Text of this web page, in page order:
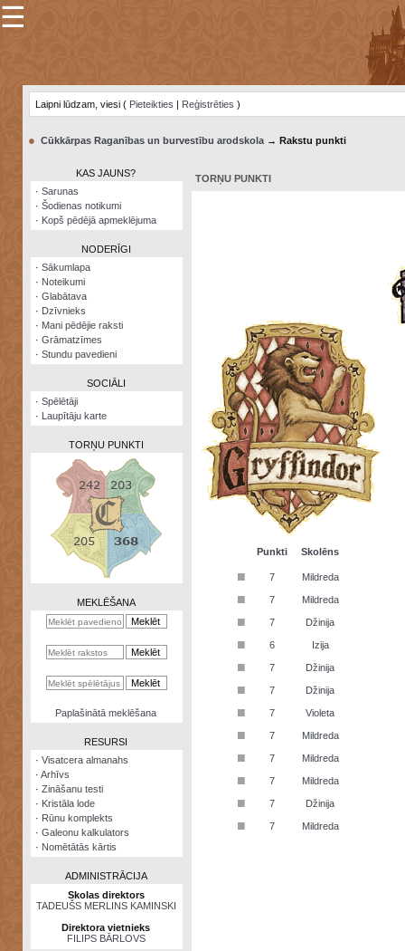
×
Šodienas
notikumi
Visatcera
almanahs
Arhīvs
Zināšanu
kalkulators
Nomētātās
☰
Laipni lūdzam, viesi ( Pieteikties | Reģistrēties )
● Cūkkārpas Raganības un burvestību arodskola → Rakstu punkti
KAS JAUNS?
·Sarunas
·Šodienas notikumi
· Kopš pēdējā apmeklējuma
NODERĪGI
·Sākumlapa
· Noteikumi
·Glabātava
· Dzīvnieks
· Mani pēdējie raksti
·Grāmatzīmes
·Stundu pavedieni
SOCIĀLI
·Spēlētāji
· Laupītāju karte
TORŅU PUNKTI
MEKLĒŠANA
Paplašinātā meklēšana
RESURSI
·Visatcera almanahs
·Arhīvs
·Zināšanu testi
· Kristāla lode
· Rūnu komplekts
·Galeonu kalkulators
· Nomētātās kārtis
ADMINISTRĀCIJA
Skolas direktors
TADEUŠS MERLINS KAMINSKI
Direktora vietnieks
FILIPS BĀRLOVS
TORŅU PUNKTI
Punkti Skolēns
■ 7 Mildreda
■ 7 Mildreda
■ 7 Džinija
■ 6 Izija
■ 7 Džinija
■ 7 Džinija
■ 7 Violeta
■ 7 Mildreda
■ 7 Mildreda
■ 7 Mildreda
■ 7 Džinija
■ 7 Mildreda